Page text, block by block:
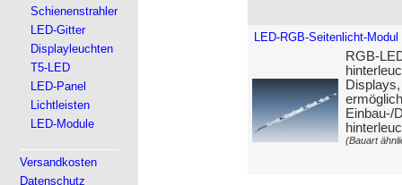
Schienenstrahler
LED-Gitter
Displayleuchten
T5-LED
LED-Panel
Lichtleisten
LED-Module
Versandkosten
Datenschutz
LED-RGB-Seitenlicht-Modul
RGB-
Einbau-/
(Bauart